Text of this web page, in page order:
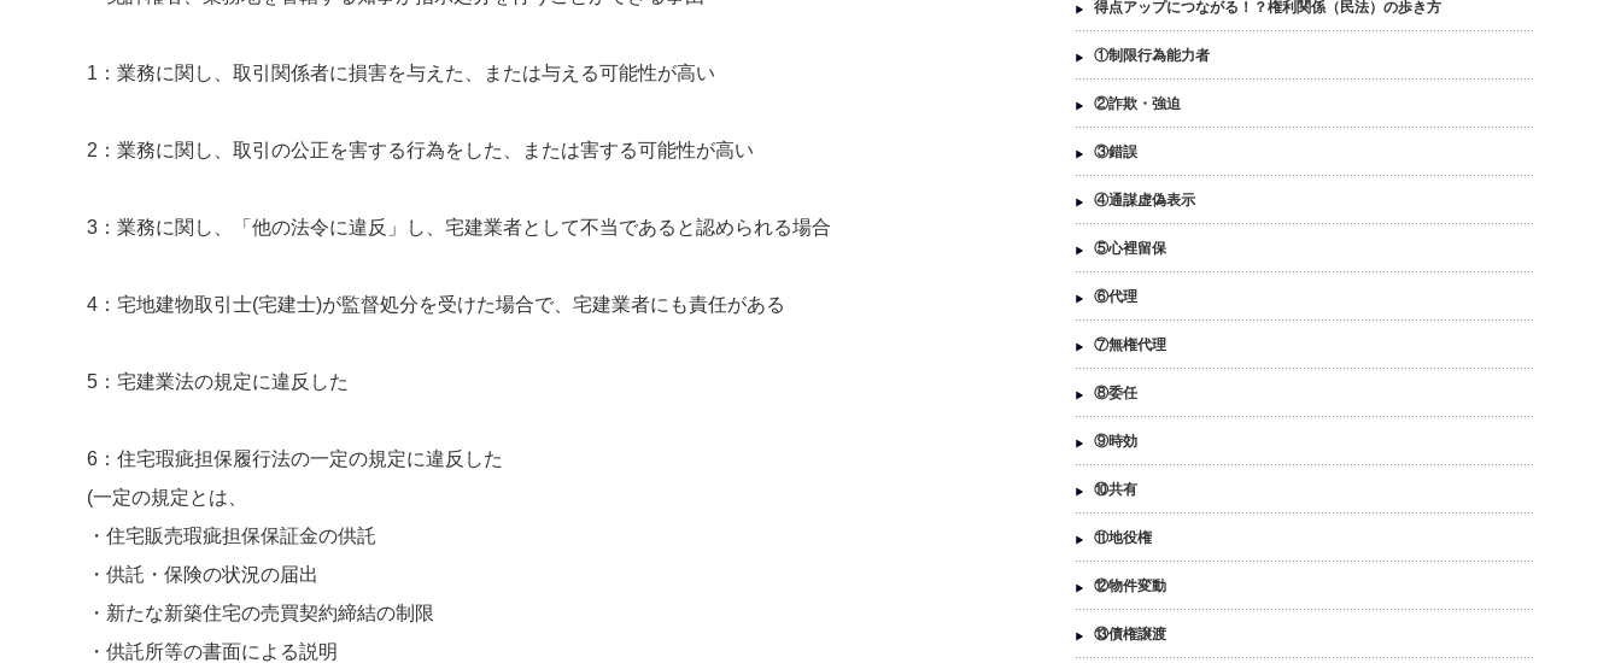
1：業務に関し、取引関係者に損害を与えた、または与える可能性が高い
2：業務に関し、取引の公正を害する行為をした、または害する可能性が高い
3：業務に関し、「他の法令に違反」し、宅建業者として不当であると認められる場合
4：宅地建物取引士(宅建士)が監督処分を受けた場合で、宅建業者にも責任がある
5：宅建業法の規定に違反した
6：住宅瑕疵担保履行法の一定の規定に違反した
(一定の規定とは、
・住宅販売瑕疵担保保証金の供託
・供託・保険の状況の届出
・新たな新築住宅の売買契約締結の制限
・供託所等の書面による説明
得点アップにつながる！？権利関係（民法）の歩き方
①制限行為能力者
②詐欺・強迫
③錯誤
④通謀虚偽表示
⑤心裡留保
⑥代理
⑦無権代理
⑧委任
⑨時効
⑩共有
⑪地役権
⑫物件変動
⑬債権譲渡